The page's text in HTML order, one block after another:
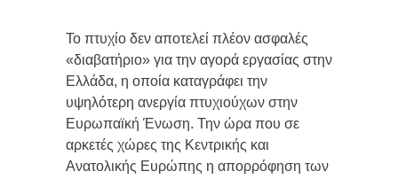
Το πτυχίο δεν αποτελεί πλέον ασφαλές
«διαβατήριο» για την αγορά εργασίας στην
Ελλάδα, η οποία καταγράφει την
υψηλότερη ανεργία πτυχιούχων στην
Ευρωπαϊκή Ένωση. Την ώρα που σε
αρκετές χώρες της Κεντρικής και
Ανατολικής Ευρώπης η απορρόφηση των